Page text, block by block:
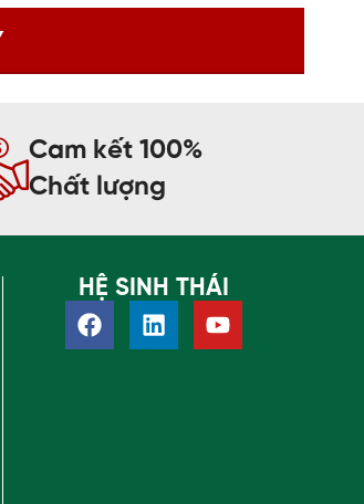
Cam kết 100%
Chất lượng
HỆ SINH THÁI